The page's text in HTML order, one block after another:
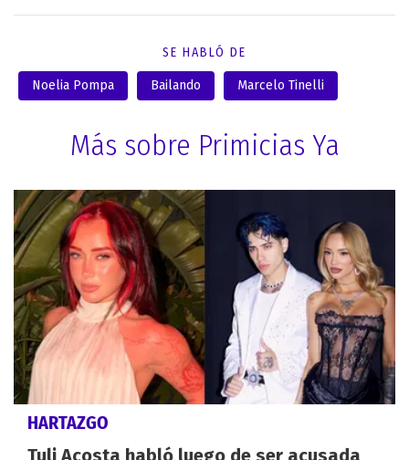
SE HABLÓ DE
Noelia Pompa Bailando Marcelo Tinelli
Más sobre Primicias Ya
HARTAZGO
Tuli Acosta habló luego de ser acusada